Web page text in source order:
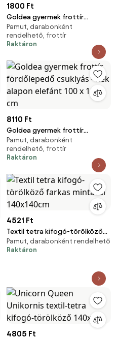
1800 Ft
Goldea gyermek frottír
törölköző - mackók rózsaszín
alapon 30 x 50 cm
Pamut, darabonként
rendelhető, frottír
Raktáron
8110 Ft
Goldea gyermek frottír
fördőlepedő csuklyás - kék
alapon elefánt 100 x 100 cm
Pamut, darabonként
rendelhető, frottír
Raktáron
4521 Ft
Textil tetra kifogó-törölköző
farkas mintával 140x140cm
Pamut, darabonként rendelhető
Raktáron
4805 Ft